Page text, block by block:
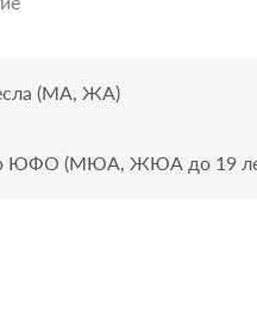
(МА, ЖА)
ЮФО (МЮА, ЖЮА до 19